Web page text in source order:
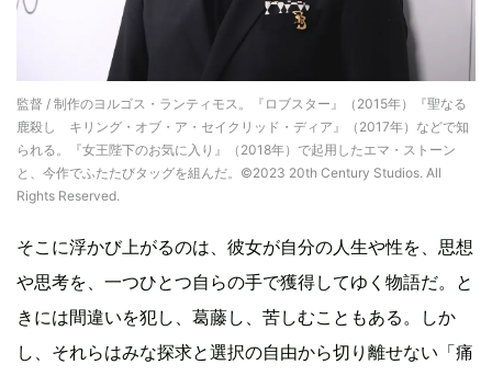
監督 / 制作のヨルゴス・ランティモス。『ロブスター』（2015年）『聖なる
鹿殺し キリング・オブ・ア・セイクリッド・ディア』（2017年）などで知
られる。『女王陛下のお気に入り』（2018年）で起用したエマ・ストーン
と、今作でふたたびタッグを組んだ。©2023 20th Century Studios. All
Rights Reserved.
そこに浮かび上がるのは、彼女が自分の人生や性を、思想
や思考を、一つひとつ自らの手で獲得してゆく物語だ。と
きには間違いを犯し、葛藤し、苦しむこともある。しか
し、それらはみな探求と選択の自由から切り離せない「痛